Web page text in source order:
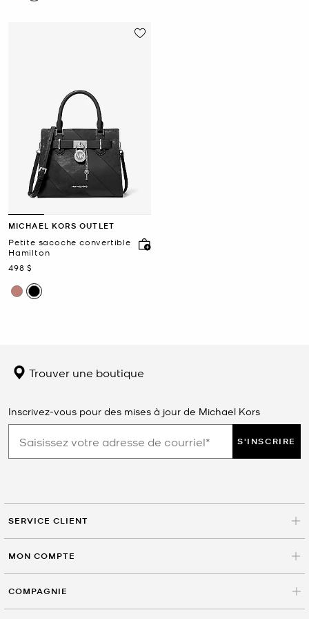
MICHAEL KORS OUTLET
Petite sacoche convertible
Hamilton
maintenant
498 $
Trouver une boutique
Inscrivez-vous pour des mises à jour de Michael Kors
S'INSCRIRE
SERVICE CLIENT
MON COMPTE
COMPAGNIE